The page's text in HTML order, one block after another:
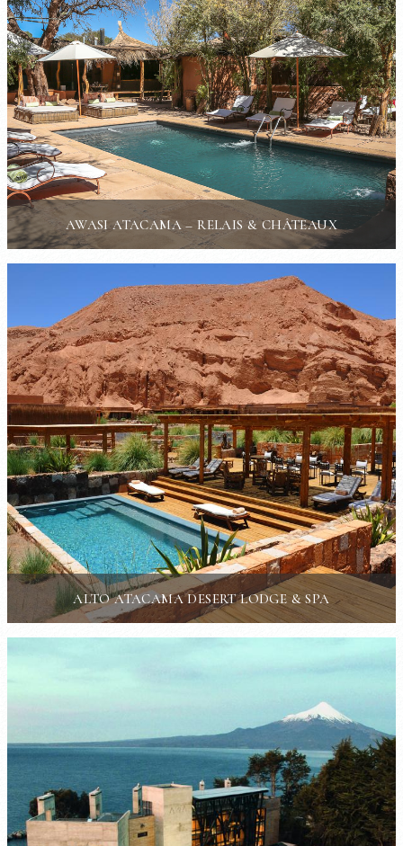
AWASI ATACAMA – RELAIS & CHÂTEAUX
ALTO ATACAMA DESERT LODGE & SPA